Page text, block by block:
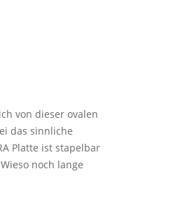
von dieser ovalen
das sinnliche
Platte ist stapelbar
noch lange